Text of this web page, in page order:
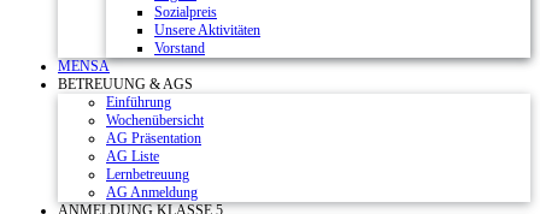
Sozialpreis
Unsere Aktivitäten
Vorstand
MENSA
BETREUUNG & AGS
Einführung
Wochenübersicht
AG Präsentation
AG Liste
Lernbetreuung
AG Anmeldung
ANMELDUNG KLASSE 5